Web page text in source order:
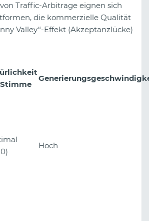
Traffic-Arbitrage eignen sich
die kommerzielle Qualität
Valley“-Effekt (Akzeptanzlücke)
Hoch